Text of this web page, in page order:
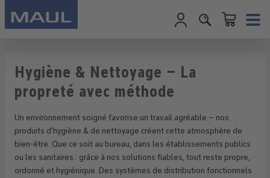
Le panier
Hygiène & Nettoyage – La
propreté avec méthode
Un environnement soigné favorise un travail agréable – nos
produits d’hygiène & de nettoyage créent cette atmosphère de
bien-être. Que ce soit au bureau, dans les établissements publics
ou les sanitaires : grâce à nos solutions fiables, tout reste propre,
ordonné et hygiénique. Des systèmes de distribution fonctionnels